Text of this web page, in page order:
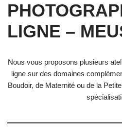
LIGNE –
Nous vous proposons plusieurs
ligne sur des domaines
Boudoir, de Maternité ou de la